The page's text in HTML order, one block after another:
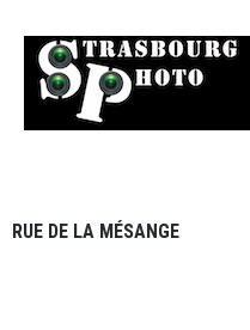
RUE DE LA MÉSANGE